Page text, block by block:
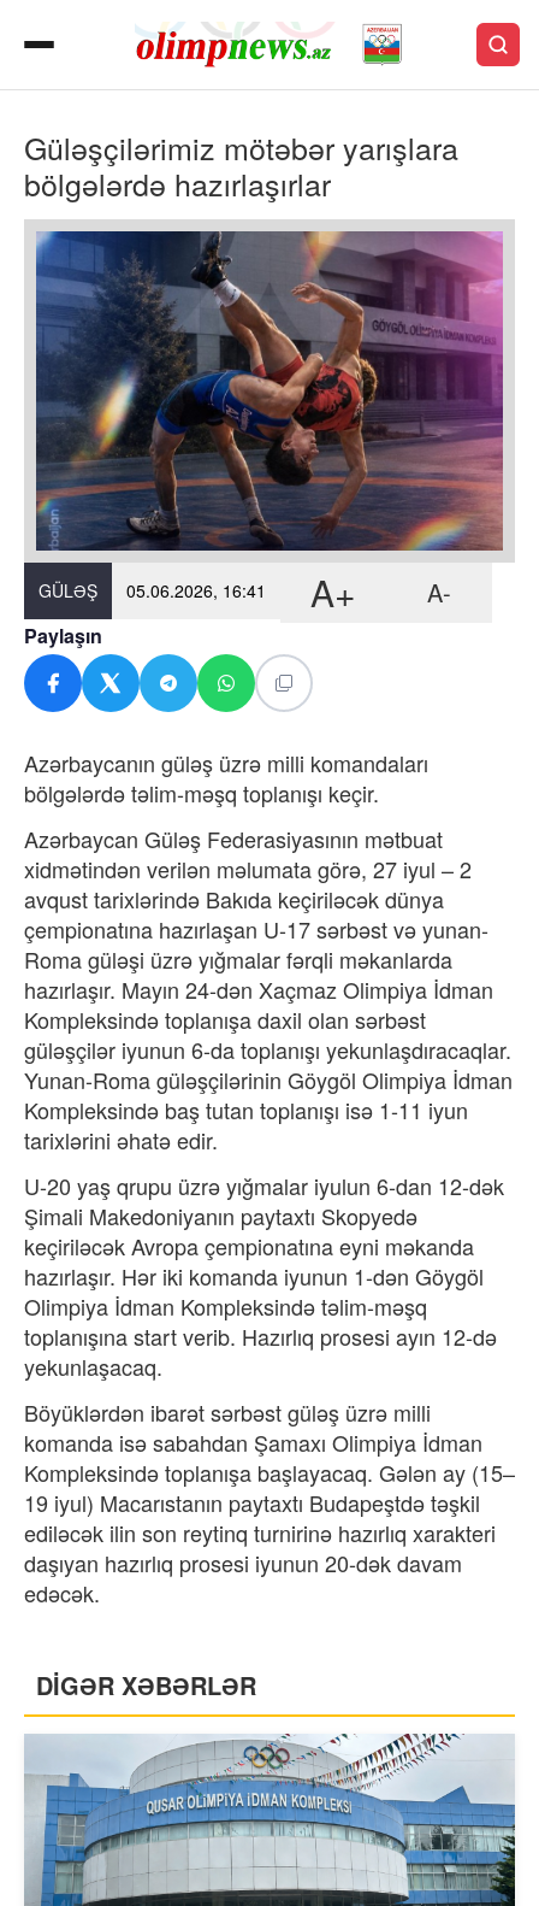
Güləşçilərimiz mötəbər yarışlara
bölgələrdə hazırlaşırlar
GÜLƏŞ 05.06.2026, 16:41 A+ A-
Paylaşın
Azərbaycanın güləş üzrə milli komandaları
bölgələrdə təlim-məşq toplanışı keçir.
Azərbaycan Güləş Federasiyasının mətbuat
xidmətindən verilən məlumata görə, 27 iyul – 2
avqust tarixlərində Bakıda keçiriləcək dünya
çempionatına hazırlaşan U-17 sərbəst və yunan-
Roma güləşi üzrə yığmalar fərqli məkanlarda
hazırlaşır. Mayın 24-dən Xaçmaz Olimpiya İdman
Kompleksində toplanışa daxil olan sərbəst
güləşçilər iyunun 6-da toplanışı yekunlaşdıracaqlar.
Yunan-Roma güləşçilərinin Göygöl Olimpiya İdman
Kompleksində baş tutan toplanışı isə 1-11 iyun
tarixlərini əhatə edir.
U-20 yaş qrupu üzrə yığmalar iyulun 6-dan 12-dək
Şimali Makedoniyanın paytaxtı Skopyedə
keçiriləcək Avropa çempionatına eyni məkanda
hazırlaşır. Hər iki komanda iyunun 1-dən Göygöl
Olimpiya İdman Kompleksində təlim-məşq
toplanışına start verib. Hazırlıq prosesi ayın 12-də
yekunlaşacaq.
Böyüklərdən ibarət sərbəst güləş üzrə milli
komanda isə sabahdan Şamaxı Olimpiya İdman
Kompleksində toplanışa başlayacaq. Gələn ay (15–
19 iyul) Macarıstanın paytaxtı Budapeştdə təşkil
ediləcək ilin son reytinq turnirinə hazırlıq xarakteri
daşıyan hazırlıq prosesi iyunun 20-dək davam
edəcək.
DİGƏR XƏBƏRLƏR